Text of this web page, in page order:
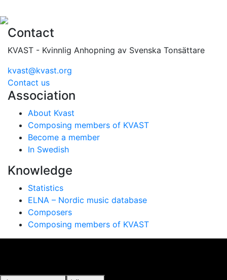
Contact
KVAST - Kvinnlig Anhopning av Svenska Tonsättare
kvast@kvast.org
Contact us
Association
About Kvast
Composing members of KVAST
Become a member
In Swedish
Knowledge
Statistics
ELNA – Nordic music database
Composers
Composing members of KVAST